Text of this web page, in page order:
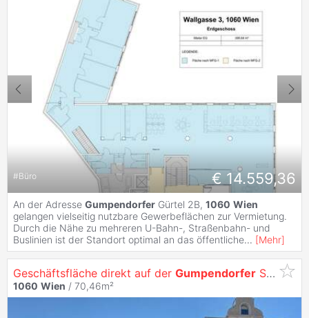
#Büro € 14.559,36
An der Adresse Gumpendorfer Gürtel 2B, 1060 Wien
gelangen vielseitig nutzbare Gewerbeflächen zur Vermietung.
Durch die Nähe zu mehreren U-Bahn-, Straßenbahn- und
Buslinien ist der Standort optimal an das öffentliche... [Mehr]
Geschäftsfläche direkt auf der Gumpendorfer Straße
1060 Wien / 70,46m²